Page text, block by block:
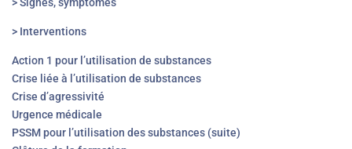
> Interventions
Action 1 pour l’utilisation de substances
Crise liée à l’utilisation de substances
Crise d’agressivité
Urgence médicale
PSSM pour l’utilisation des substances (suite)